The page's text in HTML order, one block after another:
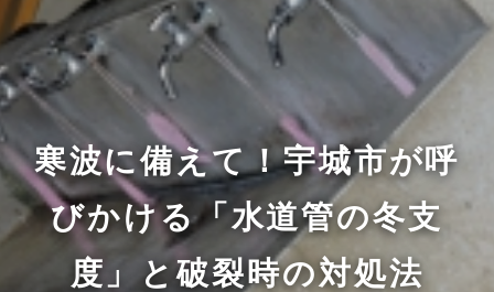
寒波に備えて！宇城市が呼
びかける「水道管の冬支
度」と破裂時の対処法